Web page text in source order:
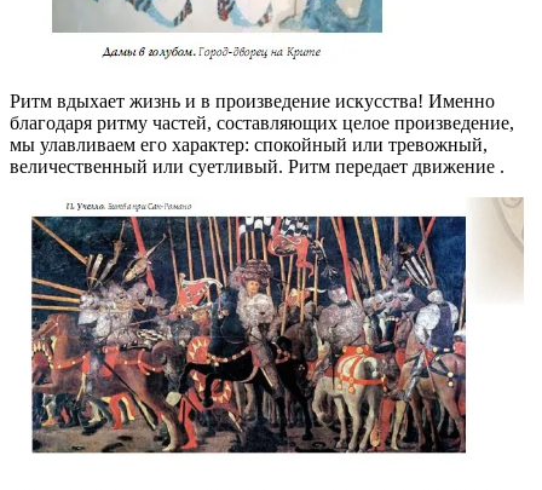
Ритм вдыхает жизнь и в произведение искусства! Именно
благодаря ритму частей, составляющих целое произведение,
мы улавливаем его характер: спокойный или тревожный,
величественный или суетливый. Ритм передает движение .